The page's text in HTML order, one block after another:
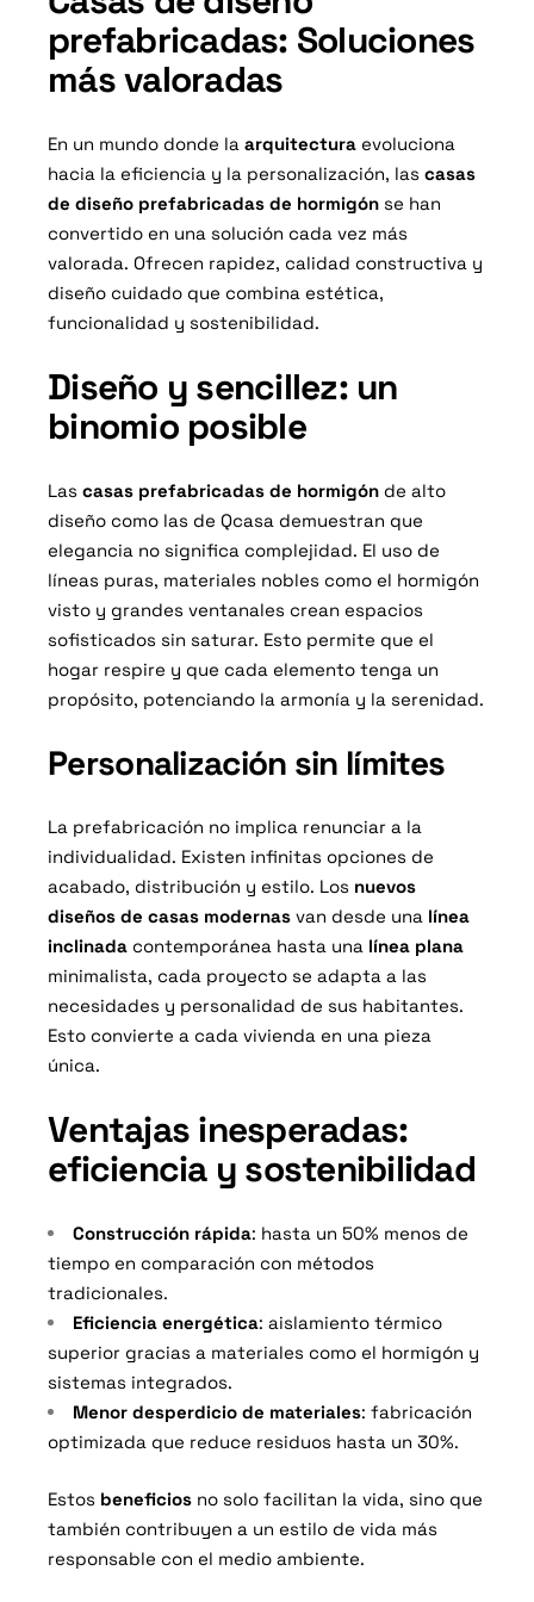
prefabricadas: Soluciones
más valoradas
En un mundo donde la arquitectura evoluciona
hacia la eficiencia y la personalización, las casas
de diseño prefabricadas de hormigón se han
convertido en una solución cada vez más
valorada. Ofrecen rapidez, calidad constructiva y
diseño cuidado que combina estética,
funcionalidad y sostenibilidad.
Diseño y sencillez: un
binomio posible
Las casas prefabricadas de hormigón de alto
diseño como las de Qcasa demuestran que
elegancia no significa complejidad. El uso de
líneas puras, materiales nobles como el hormigón
visto y grandes ventanales crean espacios
sofisticados sin saturar. Esto permite que el
hogar respire y que cada elemento tenga un
propósito, potenciando la armonía y la serenidad.
Personalización sin límites
La prefabricación no implica renunciar a la
individualidad. Existen infinitas opciones de
acabado, distribución y estilo. Los nuevos
diseños de casas modernas van desde una línea
inclinada contemporánea hasta una línea plana
minimalista, cada proyecto se adapta a las
necesidades y personalidad de sus habitantes.
Esto convierte a cada vivienda en una pieza
única.
Ventajas inesperadas:
eficiencia y sostenibilidad
Construcción rápida: hasta un 50% menos de
tiempo en comparación con métodos
tradicionales.
Eficiencia energética: aislamiento térmico
superior gracias a materiales como el hormigón y
sistemas integrados.
Menor desperdicio de materiales: fabricación
optimizada que reduce residuos hasta un 30%.
Estos beneficios no solo facilitan la vida, sino que
también contribuyen a un estilo de vida más
responsable con el medio ambiente.